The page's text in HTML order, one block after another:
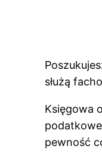
służą
Księgowa
pewność